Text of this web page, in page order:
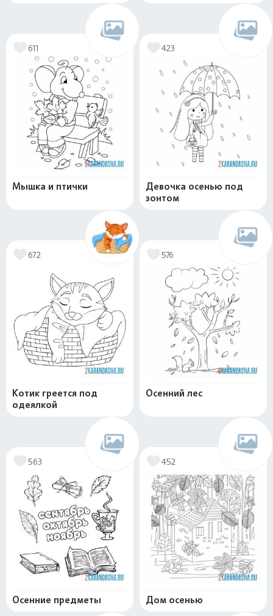
611
Мышка и птички
423
Девочка осенью под
зонтом
672
Котик греется под
одеялкой
576
Осенний лес
563
Осенние предметы
452
Дом осенью